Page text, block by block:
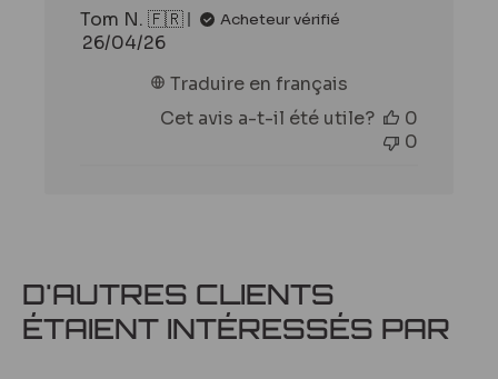
Tom N. 🇫🇷
Acheteur vérifié
Date
publication
26/04/26
Traduire en français
Cet avis a-t-il été utile?
0
0
D'AUTRES CLIENTS
ÉTAIENT INTÉRESSÉS PAR